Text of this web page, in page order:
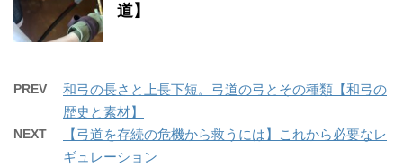
道】
PREV
和弓の長さと上長下短。弓道の弓とその種類【和弓の
歴史と素材】
NEXT
【弓道を存続の危機から救うには】これから必要なレ
ギュレーション